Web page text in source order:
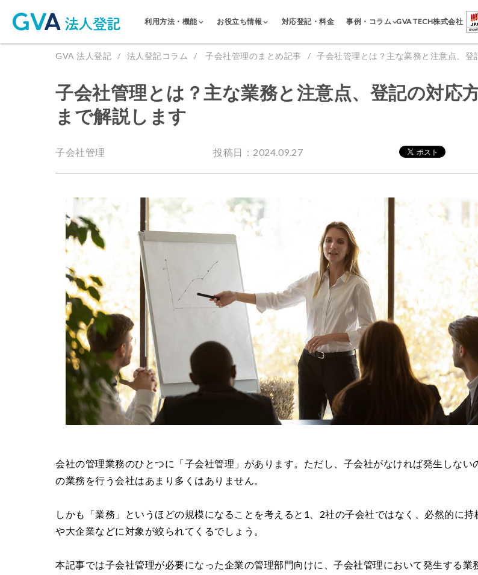
利用方法・機能 お役立ち情報 対応登記・料金 事例・コラム GVA TECH株式会社
GVA 法人登記 法人登記コラム 子会社管理のまとめ記事 子会社管理とは？主な業務と注意点、登
子会社管理とは？主な業務と注意点、登記の対応
まで解説します
子会社管理 投稿日：2024.09.27
会社の管理業務のひとつに「子会社管理」があります。ただし、子会社がなければ発生しない
の業務を行う会社はあまり多くはありません。
しかも「業務」というほどの規模になることを考えると1、2社の子会社ではなく、必然的に持
や大企業などに対象が絞られてくるでしょう。
本記事では子会社管理が必要になった企業の管理部門向けに、子会社管理において発生する業